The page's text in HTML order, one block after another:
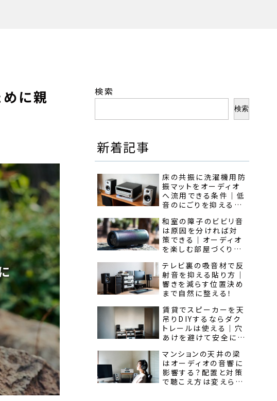
に親
検索
検索
新着記事
床の共振に洗濯機用防
振マットをオーディオ
へ流用できる条件｜低
音のにごりを抑える使
和室の障子のビビリ音
は原因を分ければ対
策できる｜オーディオ
を楽しむ部屋づくりの
テレビ裏の吸音材で反
射音を抑える貼り方｜
響きを減らす位置決め
まで自然に整える！
賃貸でスピーカーを天
吊りDIYするならダク
トレールは使える｜穴
あけを避けて安全に音
マンションの天井の梁
はオーディオの音響に
影響する？配置と対策
で聴こえ方は変えられ